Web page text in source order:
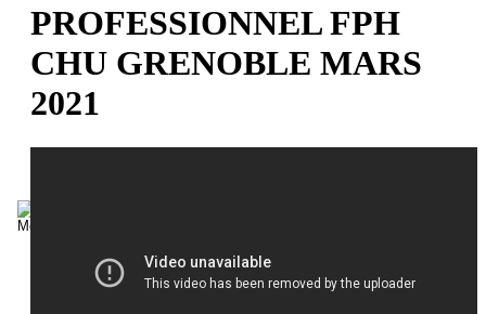
PROFESSIONNEL FPH
CHU GRENOBLE MARS
2021